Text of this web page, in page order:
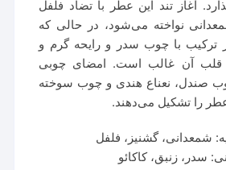
آغاز تند این عطر با تضاد فلفل
نواخته می‌شود، در حالی که
ترکیب با چوب سدر و رایحه گرم و
قلب آن غالب است. امضای چوبی
صندل، نعناع هندی و چوب سوخته
را تشکیل می‌دهند.
شمعدانی، گشنیز، فلفل
سدر، زنبق، کاکائو